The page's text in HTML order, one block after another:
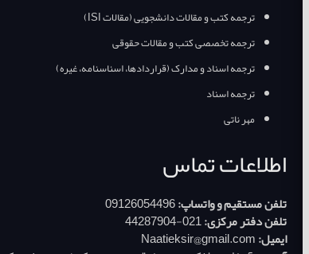
ترجمه کتب و مقالات دانشجویی (مقالات ISI)
ترجمه تخصصی کتب و مقالات حقوقی
ترجمه اسناد و مدارک (قراردادها، اسناسنامه، غیره)
ترجمه اسناد
مهر ناتی
اطلاعات تماس
تلفن مستقیم و واتساپ:09126054496
تلفن دفتر مرکزی:
ایمیل: